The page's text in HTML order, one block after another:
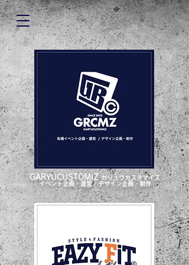
GARYUCUSTOMIZガリュウカスタマイズ
イベント企画・運営 / デザイン企画・制作